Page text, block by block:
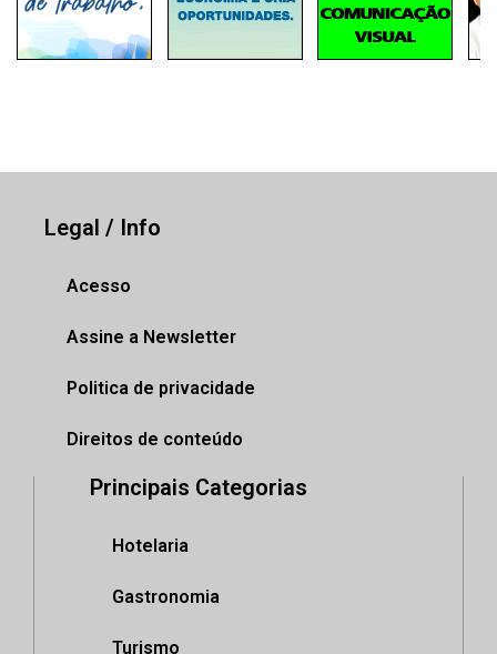
Legal / Info
Acesso
Assine a Newsletter
Politica de privacidade
Direitos de conteúdo
Principais Categorias
Hotelaria
Gastronomia
Turismo